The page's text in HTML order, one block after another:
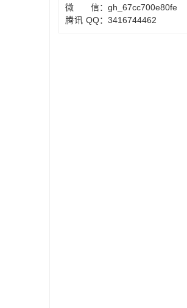
微 信： gh_67cc700e80fe
腾讯 QQ： 3416744462